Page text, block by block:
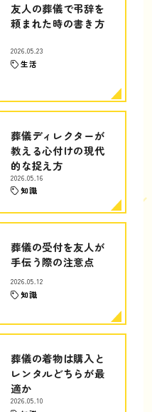
友人の葬儀で弔辞を
頼まれた時の書き方
2026.05.23
生活
葬儀ディレクターが
教える心付けの現代
的な捉え方
2026.05.16
知識
葬儀の受付を友人が
手伝う際の注意点
2026.05.12
知識
葬儀の着物は購入と
レンタルどちらが最
適か
2026.05.10